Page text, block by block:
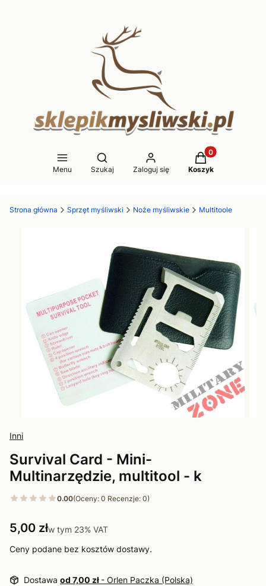
Menu
Otwórz wyszukiwarkę
Szukaj Zaloguj się
Produkty w
Koszyk
Strona główna Sprzęt myśliwski Noże myśliwskie Multitoole
Inni
Survival Card - Mini-
Multinarzędzie, multitool - k
0.00(Oceny: 0 Recenzje: 0)
Cena
5,00 złw tym 23% VAT
w tym 23% VAT
Ceny podane bez kosztów dostawy.
Dostawa od 7,00 zł - Orlen Paczka (Polska)